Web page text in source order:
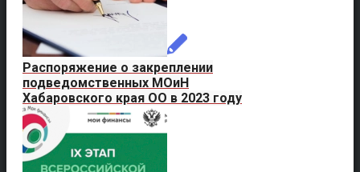
Распоряжение о закреплении
подведомственных МОиН
Хабаровского края ОО в 2023 году